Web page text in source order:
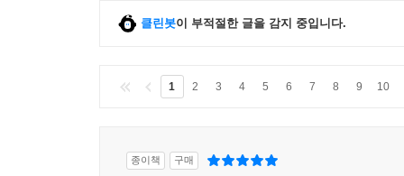
클린봇이 부적절한 글을 감지 중입니다.
1 2 3 4 5 6 7 8 9 10
종이책 구매